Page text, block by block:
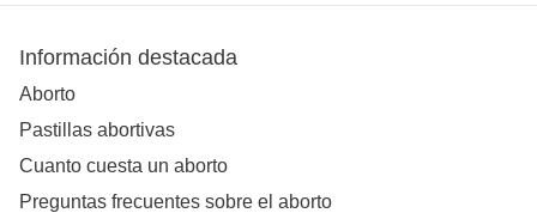
Información destacada
Aborto
Pastillas abortivas
Cuanto cuesta un aborto
Preguntas frecuentes sobre el aborto